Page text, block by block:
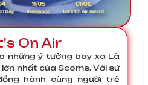
On Air
những ý tưởng bay xa Là
nhất của Scoms. Với sứ
hành cùng người trẻ